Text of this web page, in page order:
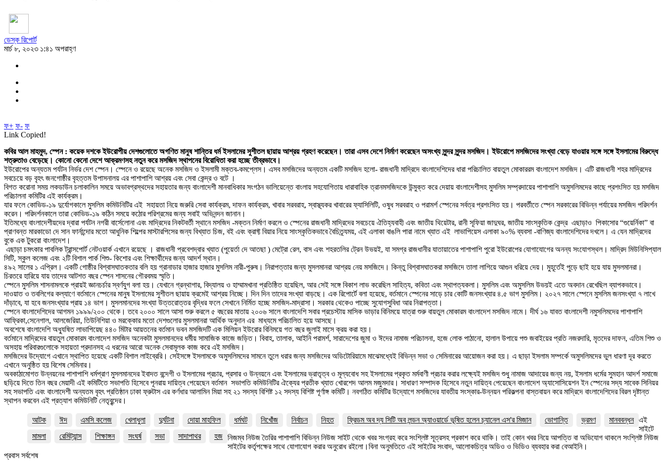
ডেস্ক রিপোর্ট
মার্চ ৮, ২০২৩ ১:৪১ অপরাহ্ণ
ফ+ ফ- ফ
Link Copied!
কবির আল মাহমুদ, স্পেন : কয়েক দশকে ইউরোপীয় দেশগুলোতে অগণিত মানুষ শান্তির ধর্ম ইসলামের সুশীতল ছায়ায় আশ্রয় গ্রহণ করেছেন। তারা এসব দেশে নির্মাণ করেছেন অসংখ্য সুন্দর সুন্দর মসজিদ। ইউরোপে মসজিদের সংখ্যা বেড়ে যাওয়ার সঙ্গে সঙ্গে ইসলামের বিরুদ্ধে
শত্রুতাও বেড়েছে। কোনো কেনো দেশে আক্রমণসহ নতুন করে মসজিদ স্থাপনের বিরোধিতা করা হচ্ছে তীব্রভাবে।
ইউরোপের অন্যতম পর্যটন নির্ভর দেশ স্পেন। স্পেনে ও রয়েছে অনেক মসজিদ ও ইসলামী মক্তব-কমপ্লেস। এসব মসজিদের অন্যতম একটি মসজিদ হলো- রাজধানী মাদ্রিদে বাংলাদেশিদের ধারা পরিচালিত বায়তুল মোকাররম বাংলাদেশ মসজিদ। এটি রাজধানী শহর মাদ্রিদের
সবচেয়ে বড় বৃহৎ জনগোষ্ঠীর বৃহত্তম উপাসনালয় এর পাশাপাশি আশ্রয় এবং সেবা কেন্দ্র ও বটে ।
বিগত করোনা সময় লকডাউন চলাকালিন সময়ে অভাবগ্রস্থদের সহায়তার জন্য বাংলাদেশী মানবাধিকার সংগঠন ভালিয়েন্তে বাংলায় সহযোগিতায় ধারাবাহিক ত্রানমসজিদকে উন্মুক্ত করে দেয়ায় বাংলাদেশীসহ মুসলিম সম্প্রদায়ের পাশাপাশি অমুসলিমদের কাছে প্রশংসিত হয় মসজিদ
পরিচালনা কমিটির এই কার্যক্রম।
যার ফলে কোভিড-১৯ দুর্যোগকালে মুসলিম কমিউনিটির এই সহায়তা নিয়ে জরুরি সেবা কার্যক্রম, দাফন কার্যক্রম, খাবার সরবরাহ, স্বাস্থ্যকর খাবারের ফ্যাসিলিটি, ওষুধ সরবরাহ ও পরামর্শ স্পেনের সর্বত্র প্রশংসিত হয়। পরবর্তীতে স্পেন সরকারের বিভিন্ন পর্যায়ের মসজিদ পরিদর্শন
করেন। পরিদর্শনকালে তারা কোভিড-১৯ কঠিন সময়ে কঠোর পরিশ্রমের জন্য সবাই অভিনন্দন জানান।
ইতিমধ্যে বাংলাদেশীয়দের দ্বারা পর্যটন নগরী বার্সেলোনা এবং মাদ্রিদের নিকটবর্তী স্থানে মসজিদ -মক্তন নির্মাণ করলে ও স্পেনের রাজধানী মাদ্রিদের সবচেয়ে ঐতিহ্যবাহী এবং জাতীয় থিয়েটার, রানী সূফিয়া জাদুঘর, জাতীয় সাংস্কৃতিক কেন্দ্র এছাড়াও পিকাসোর “গুয়ের্নিকা” বা
প্রাণবন্ত মারকাডো দে সান ফার্নান্দোর মতো আধুনিক শিল্পের মাস্টারপিসের জন্য বিখ্যাত চিজ, বই এবং ক্রাফ্ট বিয়ার নিয়ে সাংস্কৃতিকভাবে বৈচিত্র্যময়, এই এলাকা বাঙলি পারা নামে খ্যাত এই লাভাপিয়েস এলাকা ৯০% ব্যবসা -বাণিজ্য বাংলাদেশিদের দখলে। এ যেন মাদ্রিদের
বুকে এক টুকরো বাংলাদেশ।
এছাড়া চমৎকার পাবলিক ট্রান্সপোর্ট নেটওয়ার্ক এখানে রয়েছে । রাজধানী প্রবেশদ্বার খ্যাত (পুয়ের্তা দে আতছা ) মেট্রো রেল, বাস এবং শহরতলির ট্রেন উভয়ই, যা সমগ্র রাজধানীর যাতায়াতের পাশাপাশি পুরো ইউরোপের যোগাযোগের অনন্য সংযোগস্থল। মাদ্রিদ মিউনিসিপ্যাল
সিটি, স্কুল কলেজ এবং ২টি বিশাল পার্ক শিশু- কিশোর এবং শিক্ষার্থীদের জন্য আদর্শ স্থান।
৪৯২ সালের ১ এপ্রিল। একটি গোষ্ঠীর বিশ্বাসঘাতকতার বলি হয় গ্রানাডার হাজার হাজার মুসলিম নারী-পুরুষ। নিরাপত্তার জন্য মুসলমানরা আশ্রয় নেয় মসজিদে। কিন্তু বিশ্বাসঘাতকরা মসজিদে তালা লাগিয়ে আগুন ধরিয়ে দেয়। মুহূর্তেই পুড়ে ছাই হয়ে যায় মুসলমানরা।
চিরতরে হারিয়ে যায় তাদের আটশত বছর স্পেন শাসনের গৌরবময় স্মৃতি।
স্পেনে মুসলিম শাসনামলকে প্রায়ই জ্ঞানচর্চার স্বর্ণযুগ বলা হয়। যেখানে গ্রন্থাগার, বিদ্যালয় ও হাম্মামখানা প্রতিষ্ঠিত হয়েছিল, আর সেই সঙ্গে বিকাশ লাভ করেছিল সাহিত্য, কবিতা এবং স্থাপত্যকলা। মুসলিম এবং অমুসলিম উভয়ই এতে অবদান রেখেছিল ব্যাপকভাবে।
দাওয়াত ও তবলিগের কল্যাণে বর্তমানে স্পেনের মানুষ ইসলামের সুশীতল ছায়ায় ক্রমেই আশ্রয় নিচ্ছে। দিন দিন তাদের সংখ্যা বাড়ছে। এক রিপোর্টে বলা হয়েছে, বর্তমানে স্পেনের সাড়ে চার কোটি জনসংখ্যার ৪.৫ ভাগ মুসলিম। ২০২৭ সালে স্পেনে মুসলিম জনসংখ্যা ৭ লাখে
দাঁড়াবে, যা হবে জনসংখ্যার প্রায় ১৪ ভাগ। মুসলমানদের সংখ্যা উত্তরোত্তর বৃদ্ধির ফলে সেখানে নির্মিত হচ্ছে মসজিদ-মাদ্রাসা। সরকার থেকেও পাচ্ছে সুযোগসুবিধা আর নিরাপত্তা।
স্পেনে বাংলাদেশিদের আগমন ১৯৯৯/২০০ থেকে। তবে ২০০০ সালে আসা শুরু করলে ৫ বছরের মাতায় ২০০৬ সালে বাংলাদেশি সবার প্রচেস্টায় মাসিক ভাড়ার বিনিময়ে যাত্রা শুরু বায়তুল মোকারম বাংলাদেশ মসজিদ নামে। দীর্ঘ ১৬ যাবত বাংলাদেশী নমুসলিমদের পাশাপাশি
আফ্রিকা,সেনেগাল, আলজেরিয়া, তিউনিশিয়া ও মরক্কোর মতো দেশগুলোর মুসলমানরা আর্থিক অনুদান এর মাধ্যমে পরিচালিত হয়ে আসছে।
অবশেষে বাংলাদেশি অধ্যুষিত লাভাপিয়েছ ৪৪০ মিটার আয়তনের বর্তমান ভবন মসজিদটি এক মিলিয়ন ইউরোর বিনিময়ে গত বছর জুলাই মাসে ক্রয় করা হয়।
বর্তমানে মাদ্রিদের বায়তুল মোকারম বাংলাদেশ মসজিদ অনেকটা মুসলমানদের ধর্মীয় সামাজিক কাজে জড়িত। বিবাহ, তালাক, আইনি পরামর্শ, সারাদেশের জুমা ও ঈদের নামাজ পরিচালনা, হজে লোক পাঠানো, হালাল উপায়ে পশু জবাইয়ের প্রতি নজরদারি, মৃতদের দাফন, এতিম শিশু ও
অসহায় পরিবারগুলোকে সহায়তা প্রদানসহ এ ধরনের আরো অনেক সেবামূলক কাজ করে এই মসজিদ।
মসজিদের উদ্যোগে এখানে স্থাপিত হয়েছে একটি বিশাল লাইব্রেরি। সেইসঙ্গে ইসলামকে অমুসলিমদের সামনে তুলে ধরার জন্য মসজিদের অডিটোরিয়ামে মাঝেমধ্যেই বিভিন্ন সভা ও সেমিনারের আয়োজন করা হয়। এ ছাড়া ইসলাম সম্পর্কে অমুসলিমদের ভুল ধারণা দূর করতে
এখানে অনুষ্ঠিত হয় বিশেষ সেমিনার।
অবকাঠামোগত উন্নয়নের পাশাপাশি ধর্মপ্রাণ মুসলমানদের ইবাদত বন্দেগী ও ইসলামের প্রচার, প্রসার ও উন্নয়নে এবং ইসলামের ভ্রাতৃত্ব ও মূল্যবোধ সহ ইসলামের প্রকৃত মর্মবাণী প্রচার করার লক্ষ্যেই মসজিদ শুধু নামাজ আদায়ের জন্য নয়, ইসলাম ধর্মের সুমহান আদর্শ সমাজে
ছড়িয়ে দিতে তিন বছর মেয়াদী এই কমিটিতে সভাপতি হিসেবে পূনরায় দায়িত্ব পেয়েছেন বর্তমান সভাপতি কমিউনিটির ঐক্যের প্রতীক খ্যাত খোরশেদ আলম মজুমদার। সাধারণ সম্পাদক হিসেবে নতুন দায়িত্ব পেয়েছেন বাংলাদেশ অ্যাসোসিয়েশন ইন স্পেনের সদ্য সাবেক সিনিয়র
সহ সভাপতি এবং বাংলাদেশী অন্যতম বৃহৎ প্রতিষ্ঠান ঢাকা ফ্রুটাস এর কর্ণধার আলামিন মিয়া সহ ২১ সদস্য বিশিষ্ট ১২ সদস্য বিশিষ্ট পূর্ণাঙ্গ কমিটি। নবগঠিত কমিটির উদ্যোগে মসজিদের যাবতীয় সংস্কার-উন্নয়ন পরিকল্পনা বাস্তবায়ন করে মাদ্রিদে বাংলাদেশিদের বিরল দৃষ্টান্ত
স্থাপন করবেন এই প্রত্যাশ কমিউনিটি নেতৃবৃন্দের।
আটক ঈদ এমসি কলেজ খেলাধুলা দুর্ঘটনা দোয়া মাহফিল ধর্মঘট নিখোঁজ নির্বাচন নিহত ফ্রিডম অব দ্য সিটি অব লন্ডন অ্যাওয়ার্ডে ভূষিত হলেন চ্যানেল এস'র মিজান ভোগান্তি ভ্রমণ
মানববন্ধন
মামলা
রেমিট্যান্স শিক্ষাঙ্গন সংঘর্ষ সভা সাদাপাথর হজ
এই
সাইটে
নিজম্ব নিউজ তৈরির পাশাপাশি বিভিন্ন নিউজ সাইট থেকে খবর সংগ্রহ করে সংশ্লিষ্ট সূত্রসহ প্রকাশ করে থাকি। তাই কোন খবর নিয়ে আপত্তি বা অভিযোগ থাকলে সংশ্লিষ্ট নিউজ
সাইটের কর্তৃপক্ষের সাথে যোগাযোগ করার অনুরোধ রইলো।বিনা অনুমতিতে এই সাইটের সংবাদ, আলোকচিত্র অডিও ও ভিডিও ব্যবহার করা বেআইনি।
প্রবাস সর্বশেষ